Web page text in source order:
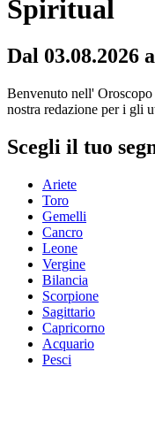
Spiritual
Dal 03.08.2026
Benvenuto nell'
nostra redazione per i gli
Scegli il tuo
Ariete
Toro
Gemelli
Cancro
Leone
Vergine
Bilancia
Scorpione
Sagittario
Capricorno
Acquario
Pesci